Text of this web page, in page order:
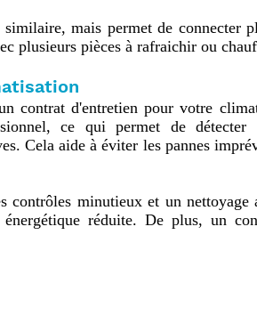
mais permet de connecter
plusieurs pièces à rafraichir ou
les systèmes VRF (Variable
efficacité énergétique et un
et du confort souhaité. Pour
contrat d'entretien pour votre
ce qui permet de détecter
Cela aide à éviter les pannes
contrôles minutieux et un
réduite. De plus, un